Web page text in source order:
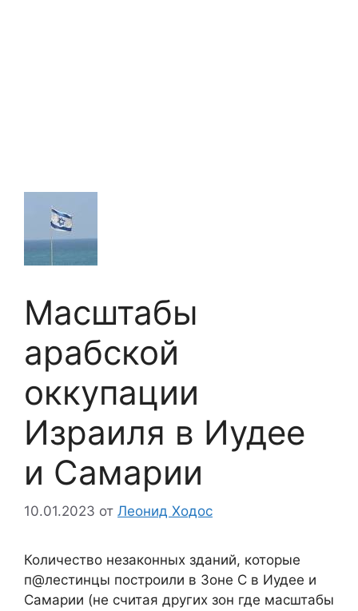
Масштабы
арабской
оккупации
Израиля в Иудее
и Самарии
10.01.2023 от Леонид Ходос
Количество незаконных зданий, которые
п@лестинцы построили в Зоне C в Иудее и
Самарии (не считая других зон где масштабы